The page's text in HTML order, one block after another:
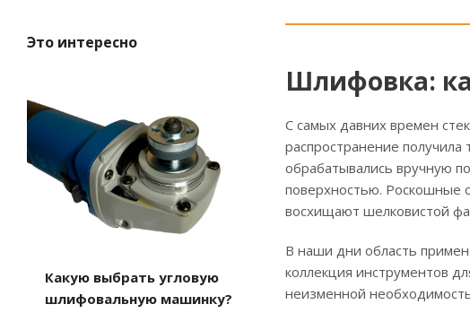
Шлифовка:
С самых давних времен
распространение
обрабатывались вручную
поверхностью. Роскошные
восхищают шелковистой
В наши дни область
коллекция инструментов
неизменной
Это интересно
Какую выбрать угловую
шлифовальную машинку?